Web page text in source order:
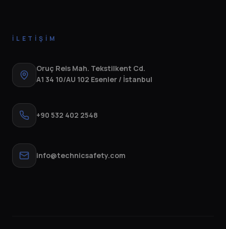
İLETIŞIM
Oruç Reis Mah. Tekstilkent Cd.
A1 34 10/AU 102 Esenler / İstanbul
+90 532 402 2548
info@technicsafety.com